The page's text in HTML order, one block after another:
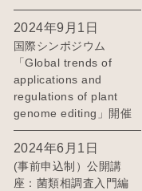
2024年9月1日
国際シンポジウム
「Global trends of
applications and
regulations of plant
genome editing」開催
2024年6月1日
(事前申込制）公開講
座：菌類相調査入門編